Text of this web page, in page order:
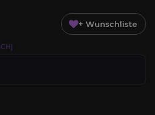
+ Wunschliste